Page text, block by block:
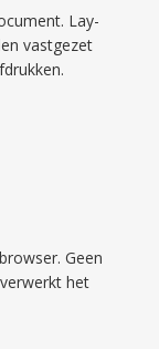
Lay-
vastgezet
Geen
het